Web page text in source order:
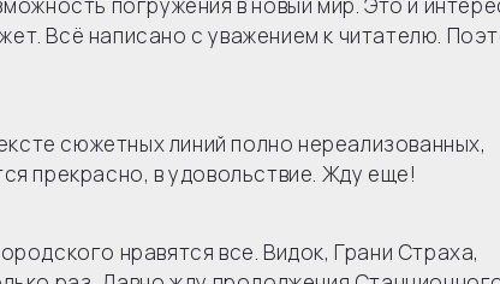
Всё написано с уважением к читателю.
сюжетных линий полно нереализованных,
прекрасно, в удовольствие. Жду еще!
нравятся все. Видок, Грани Страха,